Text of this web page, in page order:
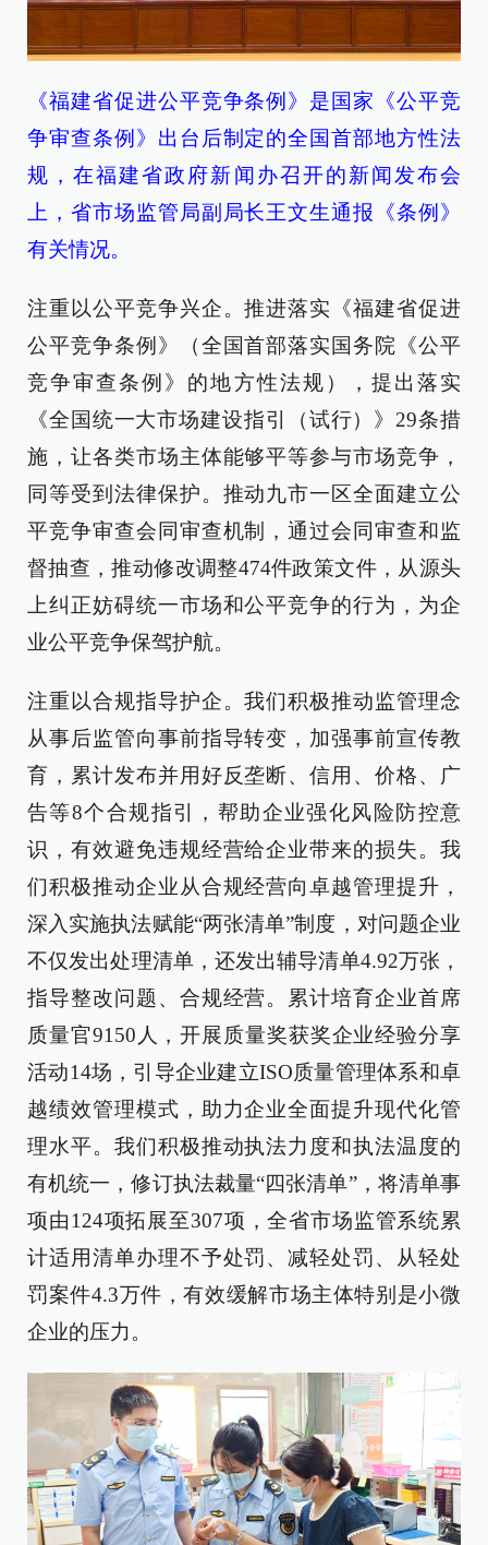
《福建省促进公平竞争条例》是国家《公平竞
争审查条例》出台后制定的全国首部地方性法
规，在福建省政府新闻办召开的新闻发布会
上，省市场监管局副局长王文生通报《条例》
有关情况。
注重以公平竞争兴企。推进落实《福建省促进
公平竞争条例》（全国首部落实国务院《公平
竞争审查条例》的地方性法规），提出落实
《全国统一大市场建设指引（试行）》29条措
施，让各类市场主体能够平等参与市场竞争，
同等受到法律保护。推动九市一区全面建立公
平竞争审查会同审查机制，通过会同审查和监
督抽查，推动修改调整474件政策文件，从源头
上纠正妨碍统一市场和公平竞争的行为，为企
业公平竞争保驾护航。
注重以合规指导护企。我们积极推动监管理念
从事后监管向事前指导转变，加强事前宣传教
育，累计发布并用好反垄断、信用、价格、广
告等8个合规指引，帮助企业强化风险防控意
识，有效避免违规经营给企业带来的损失。我
们积极推动企业从合规经营向卓越管理提升，
深入实施执法赋能“两张清单”制度，对问题企业
不仅发出处理清单，还发出辅导清单4.92万张，
指导整改问题、合规经营。累计培育企业首席
质量官9150人，开展质量奖获奖企业经验分享
活动14场，引导企业建立ISO质量管理体系和卓
越绩效管理模式，助力企业全面提升现代化管
理水平。我们积极推动执法力度和执法温度的
有机统一，修订执法裁量“四张清单”，将清单事
项由124项拓展至307项，全省市场监管系统累
计适用清单办理不予处罚、减轻处罚、从轻处
罚案件4.3万件，有效缓解市场主体特别是小微
企业的压力。